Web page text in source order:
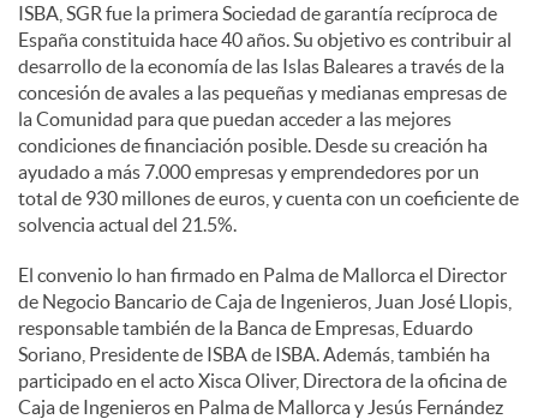
ISBA, SGR fue la primera Sociedad de garantía recíproca de
España constituida hace 40 años. Su objetivo es contribuir al
desarrollo de la economía de las Islas Baleares a través de la
concesión de avales a las pequeñas y medianas empresas de
la Comunidad para que puedan acceder a las mejores
condiciones de financiación posible. Desde su creación ha
ayudado a más 7.000 empresas y emprendedores por un
total de 930 millones de euros, y cuenta con un coeficiente de
solvencia actual del 21.5%.
El convenio lo han firmado en Palma de Mallorca el Director
de Negocio Bancario de Caja de Ingenieros, Juan José Llopis,
responsable también de la Banca de Empresas, Eduardo
Soriano, Presidente de ISBA de ISBA. Además, también ha
participado en el acto Xisca Oliver, Directora de la oficina de
Caja de Ingenieros en Palma de Mallorca y Jesús Fernández